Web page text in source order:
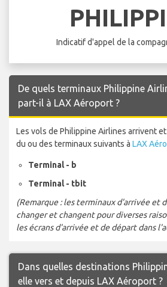
Indicatif d'appel de la
De quels terminaux Philippine
part-il à LAX Aéroport ?
Les vols de Philippine Airlines arrivent
du ou des terminaux suivants à LAX
Terminal - b
Terminal - tbit
(Remarque : les terminaux d'arrivée et
changer et changent pour diverses
les écrans d'arrivée et de départ dans
Dans quelles destinations
elle vers et depuis LAX Aéroport ?